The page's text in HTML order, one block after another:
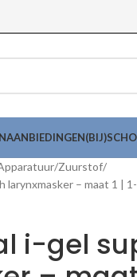
AANBIEDINGEN
Zuurstof
– maat 1 |
i-gel